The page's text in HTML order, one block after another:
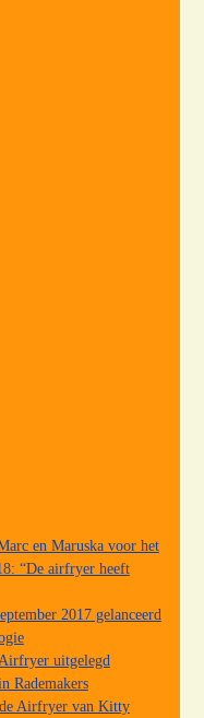
en Maruska voor het
“De airfryer heeft
2017 gelanceerd
uitgelegd
Rademakers
Airfryer van Kitty